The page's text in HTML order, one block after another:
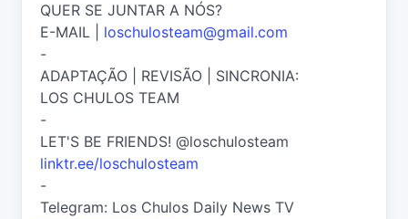
QUER SE JUNTAR A NÓS?
E-MAIL | loschulosteam@gmail.com
-
ADAPTAÇÃO | REVISÃO | SINCRONIA:
LOS CHULOS TEAM
-
LET'S BE FRIENDS! @loschulosteam
linktr.ee/loschulosteam
-
Telegram: Los Chulos Daily News TV